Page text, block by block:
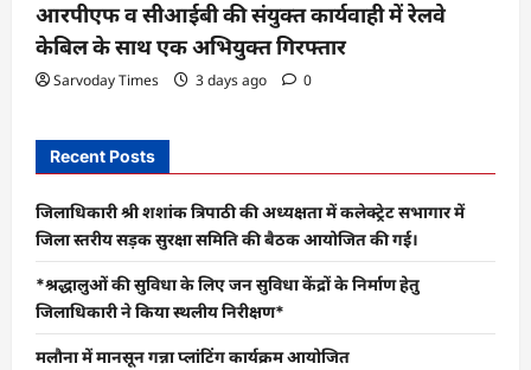
आरपीएफ व सीआईबी की संयुक्त कार्यवाही में रेलवे
केबिल के साथ एक अभियुक्त गिरफ्तार
Sarvoday Times 3 days ago 0
Recent Posts
जिलाधिकारी श्री शशांक त्रिपाठी की अध्यक्षता में कलेक्ट्रेट सभागार में
जिला स्तरीय सड़क सुरक्षा समिति की बैठक आयोजित की गई।
*श्रद्धालुओं की सुविधा के लिए जन सुविधा केंद्रों के निर्माण हेतु
जिलाधिकारी ने किया स्थलीय निरीक्षण*
मलौना में मानसून गन्ना प्लांटिंग कार्यक्रम आयोजित